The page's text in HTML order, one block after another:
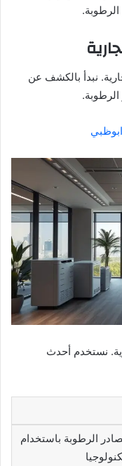
الرطوبة.
نبدأ بالكشف عن
نستخدم أحدث
الرطوبة باستخدام